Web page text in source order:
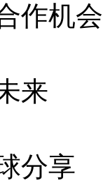
作机会
来
分享